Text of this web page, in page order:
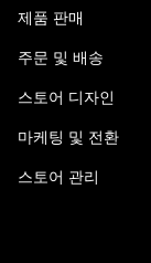
제품 판매
주문 및 배송
스토어 디자인
마케팅 및 전환
스토어 관리